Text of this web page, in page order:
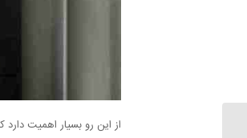
از این رو بسیار اهمیت